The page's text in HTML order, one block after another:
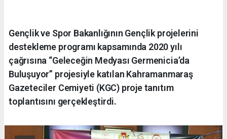
Gençlik ve Spor Bakanlığının Gençlik projelerini
destekleme programı kapsamında 2020 yılı
çağrısına “Geleceğin Medyası Germenicia’da
Buluşuyor” projesiyle katılan Kahramanmaraş
Gazeteciler Cemiyeti (KGC) proje tanıtım
toplantısını gerçekleştirdi.